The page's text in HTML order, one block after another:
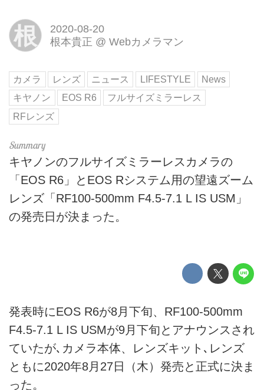
根
2020-08-20
根本貴正 @ Webカメラマン
カメラ レンズ ニュース LIFESTYLE
News
キヤノン
EOS R6
フルサイズミラーレス
RFレンズ
キヤノンのフルサイズミラーレスカメラの
「EOS R6」とEOS Rシステム用の望遠ズーム
レンズ「RF100-500mm F4.5-7.1 L IS USM」
の発売日が決まった。
発表時にEOS R6が8月下旬、RF100-500mm
F4.5-7.1 L IS USMが9月下旬とアナウンスされ
ていたが､カメラ本体、レンズキット､レンズ
ともに2020年8月27日（木）発売と正式に決ま
った。